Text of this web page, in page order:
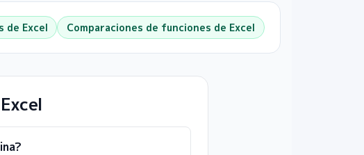
de Excel Comparaciones de funciones de Excel